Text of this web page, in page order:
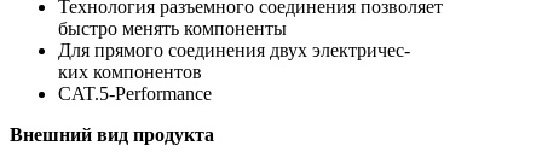
Технология разъемного соединения позволяет
быстро менять компоненты
Для прямого соединения двух электричес-
ких компонентов
CAT.5-Performance
Внешний вид продукта